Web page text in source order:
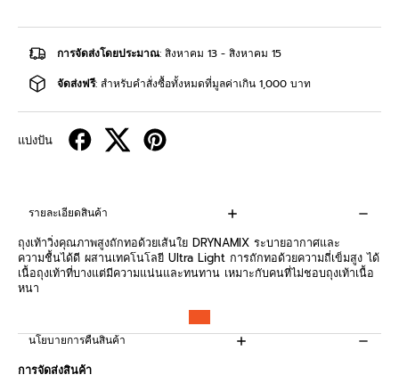
การจัดส่งโดยประมาณ: สิงหาคม 13 - สิงหาคม 15
จัดส่งฟรี: สำหรับคำสั่งซื้อทั้งหมดที่มูลค่าเกิน 1,000 บาท
แบ่งปัน
รายละเอียดสินค้า
ถุงเท้าวิ่งคุณภาพสูงถักทอด้วยเส้นใย DRYNAMIX ระบายอากาศและ
ความชื้นได้ดี ผสานเทคโนโลยี Ultra Light การถักทอด้วยความถี่เข็มสูง ได้
เนื้อถุงเท้าที่บางแต่มีความแน่นและทนทาน เหมาะกับคนที่ไม่ชอบถุงเท้าเนื้อ
หนา
นโยบายการคืนสินค้า
การจัดส่งสินค้า